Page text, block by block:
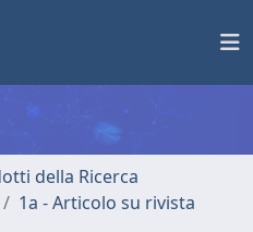
della Ricerca
1a - Articolo su rivista